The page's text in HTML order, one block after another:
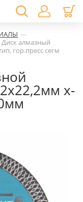
—
Диск алмазный
гор.пресс сегм
х-